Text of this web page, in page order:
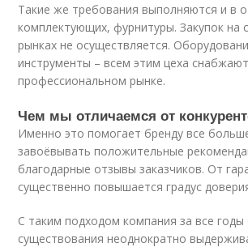
Такие же требования выполняются и в
комплектующих, фурнитуры. Закупок на
рынках не осуществляется.
инструменты – всем этим цеха
профессиональном рынке.
Чем мы отличаемся от
Именно это помогает бренду все
завоёвывать положительные
благодарные отзывы заказчиков. От
существенно повышается градус
С таким подходом компания за все годы
существования неоднократно